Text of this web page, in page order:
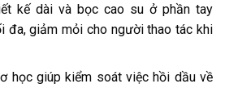
kế dài và bọc cao su ở phần tay
đa, giảm mỏi cho người thao tác khi
học giúp kiểm soát việc hồi dầu về